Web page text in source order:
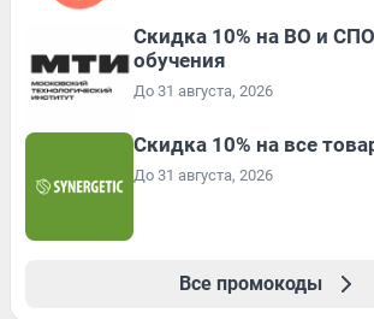
Скидка 10% на ВО и
обучения
До 31 августа, 2026
Скидка 10% на все
До 31 августа, 2026
Все промокоды